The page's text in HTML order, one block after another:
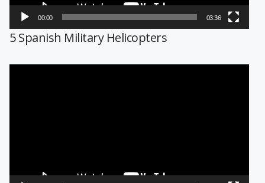
00:00 03:36
5 Spanish Military Helicopters